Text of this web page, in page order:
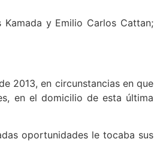
y Emilio Carlos Cattan;
2013, en circunstancias en que
en el domicilio de esta última
oportunidades le tocaba sus